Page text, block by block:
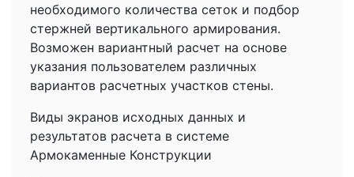
необходимого количества сеток и подбор
стержней вертикального армирования.
Возможен вариантный расчет на основе
указания пользователем различных
вариантов расчетных участков стены.
Виды экранов исходных данных и
результатов расчета в системе
Армокаменные Конструкции